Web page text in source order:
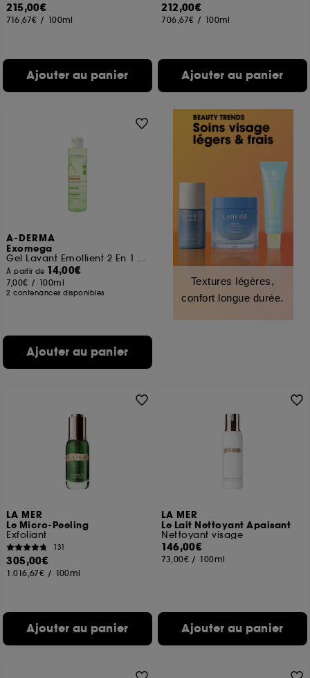
215,00€
716,67€ / 100ml
Ajouter au panier
212,00€
706,67€ / 100ml
Ajouter au panier
A-DERMA
Exomega
Gel Lavant Emollient 2 En 1 Anti-Grattage
À partir de 14,00€
7,00€ / 100ml
2 contenances disponibles
Ajouter au panier
Textures légères,
confort longue durée.
LA MER
Le Micro-Peeling
Exfoliant
131
305,00€
1.016,67€ / 100ml
Ajouter au panier
LA MER
Le Lait Nettoyant Apaisant
Nettoyant visage
146,00€
73,00€ / 100ml
Ajouter au panier